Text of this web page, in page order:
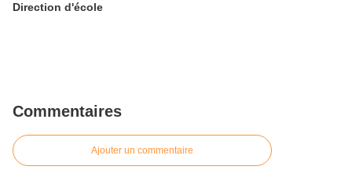
Direction d'école
Commentaires
Ajouter un commentaire